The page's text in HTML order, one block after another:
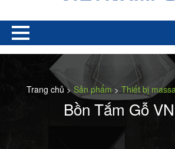
Trang chủ> Sản phẩm>Thiết bị
Bồn Tắm Gỗ